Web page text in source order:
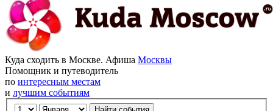
Куда сходить в Москве. Афиша Москвы
Помощник и путеводитель
по интересным местам
и лучшим событиям